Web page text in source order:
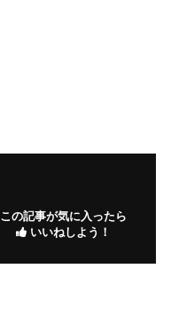
この記事が気に入ったら
いいねしよう！